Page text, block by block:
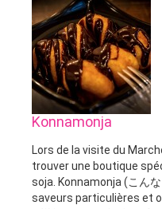
Konnamonja
Lors de la visite du
trouver une boutique
soja. Konnamonja (こん
saveurs particulières et